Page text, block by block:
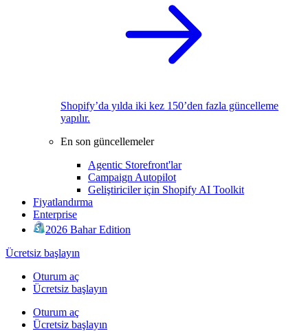
Shopify’da yılda iki kez 150’den fazla güncelleme
yapılır.
En son güncellemeler
Agentic Storefront'lar
Campaign Autopilot
Geliştiriciler için Shopify AI Toolkit
Fiyatlandırma
Enterprise
2026 Bahar Edition
Ücretsiz başlayın
Oturum aç
Ücretsiz başlayın
Oturum aç
Ücretsiz başlayın